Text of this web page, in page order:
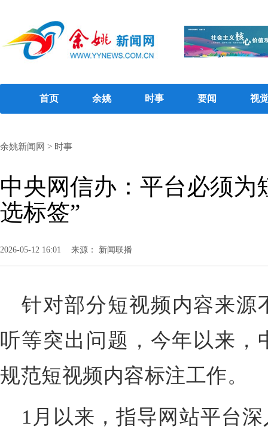
首页 余姚 时事 要闻 视
余姚新闻网 > 时事
中央网信办：平台必须为
选标签”
2026-05-12 16:01 来源： 新闻联播
针对部分短视频内容来源
听等突出问题，今年以来，
规范短视频内容标注工作。
1月以来，指导网站平台